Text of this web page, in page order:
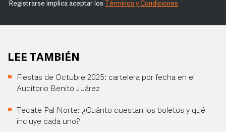
Registrarse implica aceptar los Términos y Condiciones
LEE TAMBIÉN
Fiestas de Octubre 2025: cartelera por fecha en el
Auditorio Benito Juárez
Tecate Pal Norte: ¿Cuánto cuestan los boletos y qué
incluye cada uno?